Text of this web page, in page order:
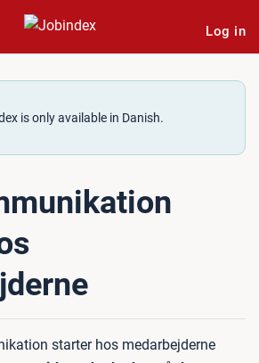
Log in
is only available in Danish.